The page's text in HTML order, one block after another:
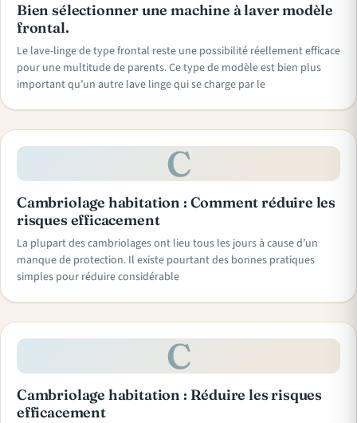
Bien sélectionner une machine à laver modèle
frontal.
Le lave-linge de type frontal reste une possibilité réellement efficace
pour une multitude de parents. Ce type de modèle est bien plus
important qu’un autre lave linge qui se charge par le
C
Cambriolage habitation : Comment réduire les
risques efficacement
La plupart des cambriolages ont lieu tous les jours à cause d’un
manque de protection. Il existe pourtant des bonnes pratiques
simples pour réduire considérable
C
Cambriolage habitation : Réduire les risques
efficacement